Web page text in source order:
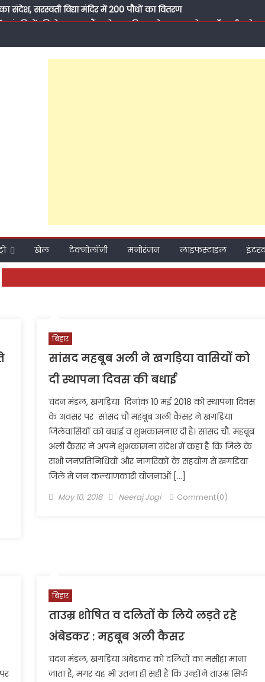
संदेश, सरस्वती विद्या मंदिर में 200 पौधों का वितरण
कांवड़ियों की सेवा तक… कैंट से सपा टिकट के प्रबल दावेदार डॉ. अनीस बेग
खेल टेक्नोलॉजी मनोरंजन लाइफस्टाइल
बिहार
सांसद महबूब अली ने खगड़िया वासियों को
दी स्थापना दिवस की बधाई
चंदन मंडल, खगड़िया दिनांक 10 मई 2018 को स्थापना दिवस
के अवसर पर सांसद चौ महबूब अली कैसर ने खगड़िया
जिलेवासियों को बधाई व शुभकामनाएं दी हैं। सांसद चौ. महबूब
अली कैसर ने अपने शुभकामना संदेश में कहा है कि जिले के
सभी जनप्रतिनिधियों और नागरिकों के सहयोग से खगडिया
जिले में जन कल्याणकारी योजनाओं […]
Posted
May 10, 2018 Author
Neeraj Jogi Comment(0)
बिहार
ताउम्र शोषित व दलितों के लिये लड़ते रहे
अंबेडकर : महबूब अली कैसर
चंदन मंडल, खगड़िया अंबेडकर को दलितों का मसीहा माना
जाता है, मगर यह भी उतना ही सही है कि उन्होंने ताउम्र सिर्फ